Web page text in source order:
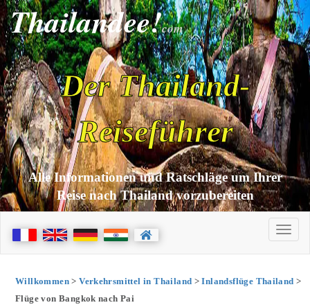
Thailandee!com
Der Thailand-
Reiseführer
Alle Informationen und Ratschläge um Ihrer
Reise nach Thailand vorzubereiten
Willkommen>Verkehrsmittel in Thailand >Inlandsflüge Thailand >
Flüge von Bangkok nach Pai